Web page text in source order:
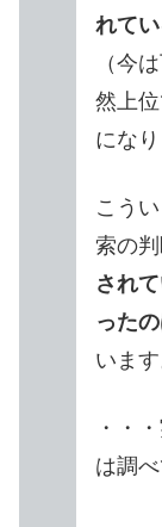
れて
（今
然上
になり
こう
索の
され
った
います
・・
は調